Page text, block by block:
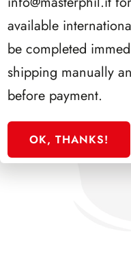
available
be completed
shipping manually
before payment.
OK, THANKS!